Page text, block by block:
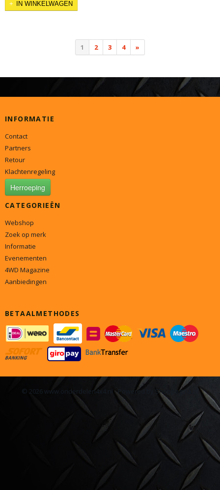
IN WINKELWAGEN
1 2 3 4 »
INFORMATIE
Contact
Partners
Retour
Klachtenregeling
Herroeping
CATEGORIEËN
Webshop
Zoek op merk
Informatie
Evenementen
4WD Magazine
Aanbiedingen
BETAALMETHODES
© 2026 www.onderdelen4x4.nl - Powered by Shoppagina.nl